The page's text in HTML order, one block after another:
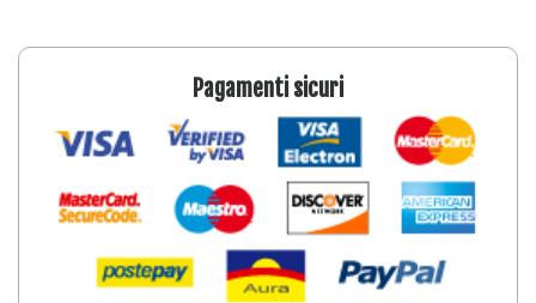
Pagamenti sicuri